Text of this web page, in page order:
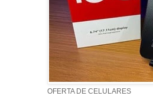
OFERTA DE CELULARES